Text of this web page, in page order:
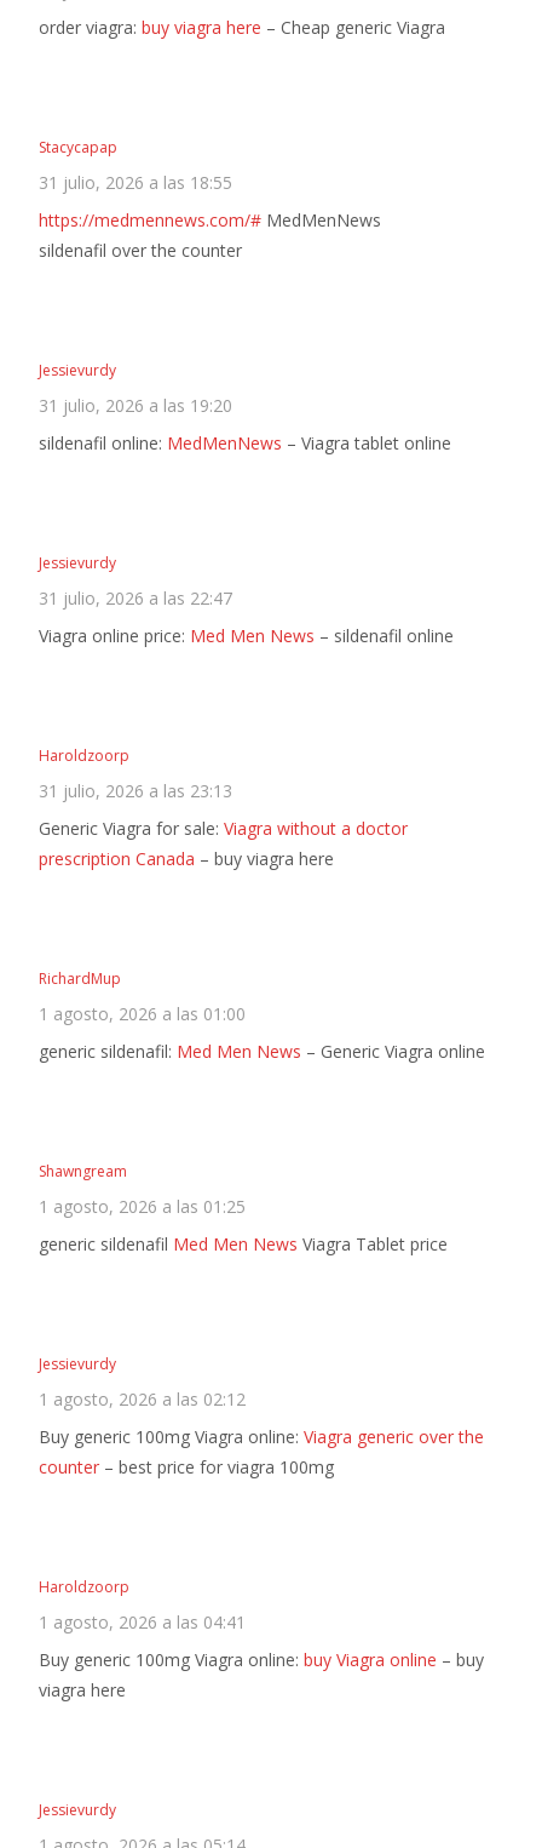
order viagra: buy viagra here – Cheap generic Viagra
Stacycapap
31 julio, 2026 a las 18:55
https://medmennews.com/# MedMenNews
sildenafil over the counter
Jessievurdy
31 julio, 2026 a las 19:20
sildenafil online: MedMenNews – Viagra tablet online
Jessievurdy
31 julio, 2026 a las 22:47
Viagra online price: Med Men News – sildenafil online
Haroldzoorp
31 julio, 2026 a las 23:13
Generic Viagra for sale: Viagra without a doctor
prescription Canada – buy viagra here
RichardMup
1 agosto, 2026 a las 01:00
generic sildenafil: Med Men News – Generic Viagra online
Shawngream
1 agosto, 2026 a las 01:25
generic sildenafil Med Men News Viagra Tablet price
Jessievurdy
1 agosto, 2026 a las 02:12
Buy generic 100mg Viagra online: Viagra generic over the
counter – best price for viagra 100mg
Haroldzoorp
1 agosto, 2026 a las 04:41
Buy generic 100mg Viagra online: buy Viagra online – buy
viagra here
Jessievurdy